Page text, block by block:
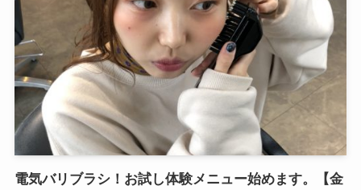
電気バリブラシ！お試し体験メニュー始めます。【金